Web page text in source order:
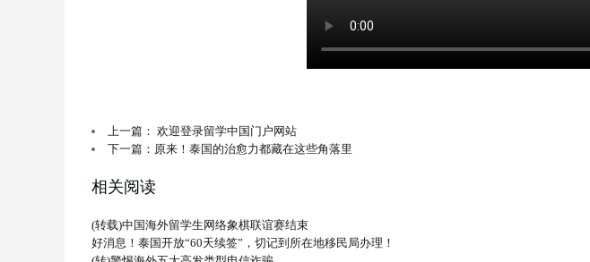
上一篇： 欢迎登录留学中国门户网站
下一篇：原来！泰国的治愈力都藏在这些角落里
相关阅读
(转载)中国海外留学生网络象棋联谊赛结束
好消息！泰国开放“60天续签”，切记到所在地移民局办理！